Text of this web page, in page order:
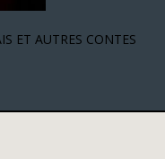
ET AUTRES CONTES